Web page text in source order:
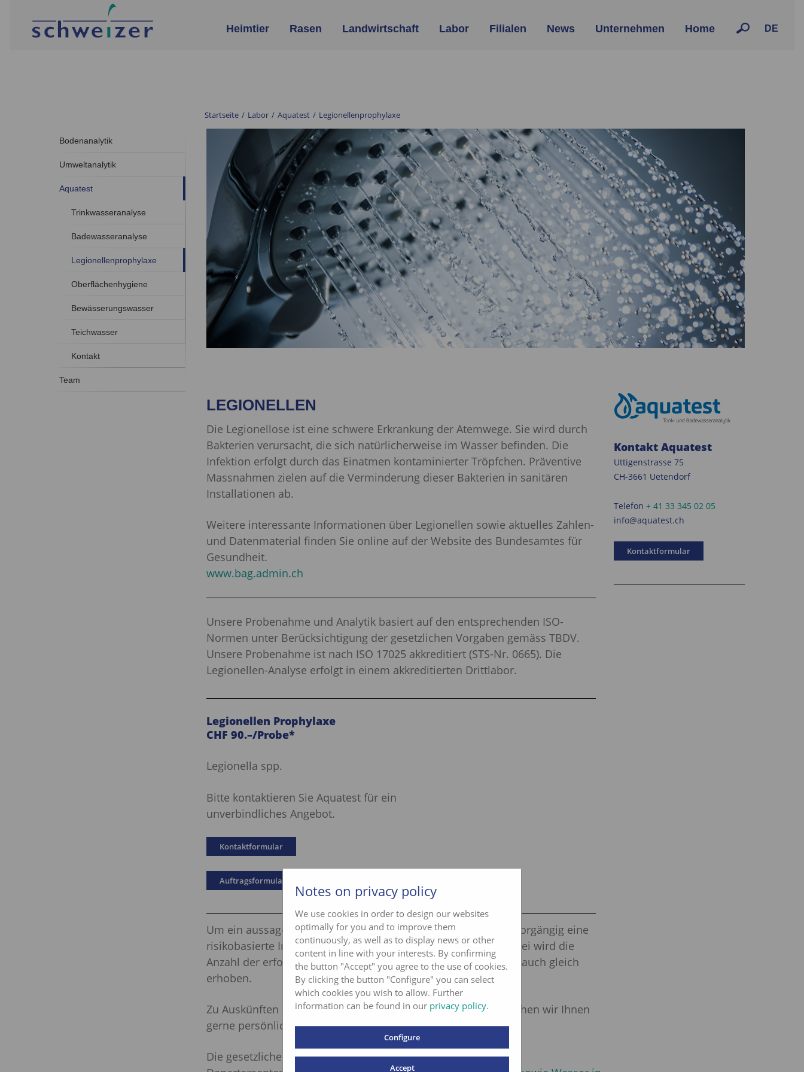
DE
Heimtier Rasen Landwirtschaft Labor Filialen News Unternehmen Home
Startseite / Labor / Aquatest / Legionellenprophylaxe
Bodenanalytik
Umweltanalytik
Aquatest
Trinkwasseranalyse
Badewasseranalyse
Legionellenprophylaxe
Oberflächenhygiene
Bewässerungswasser
Teichwasser
Kontakt
Team
LEGIONELLEN
Die Legionellose ist eine schwere Erkrankung der Atemwege. Sie wird durch
Bakterien verursacht, die sich natürlicherweise im Wasser befinden. Die
Infektion erfolgt durch das Einatmen kontaminierter Tröpfchen. Präventive
Massnahmen zielen auf die Verminderung dieser Bakterien in sanitären
Installationen ab.
Weitere interessante Informationen über Legionellen sowie aktuelles Zahlen-
und Datenmaterial finden Sie online auf der Website des Bundesamtes für
Gesundheit.
www.bag.admin.ch
Unsere Probenahme und Analytik basiert auf den entsprechenden ISO-
Normen unter Berücksichtigung der gesetzlichen Vorgaben gemäss TBDV.
Unsere Probenahme ist nach ISO 17025 akkreditiert (STS-Nr. 0665). Die
Legionellen-Analyse erfolgt in einem akkreditierten Drittlabor.
Legionellen Prophylaxe
CHF 90.–/Probe*
Legionella spp.
Bitte kontaktieren Sie Aquatest für ein
unverbindliches Angebot.
Kontaktformular
Auftragsformular
Um ein aussagekräftiges Resultat zu erhalten, empfehlen wir vorgängig eine
risikobasierte Installationsanalyse vor Ort durch Aquatest. Dabei wird die
Anzahl der erforderlichen Proben bestimmt und diese werden auch gleich
erhoben.
Zu Auskünften und Interpretationen von Probeergebnissen stehen wir Ihnen
gerne persönlich zur Verfügung.
Die gesetzlichen Grundlagen finden Sie auf der Homepage des
Kontakt Aquatest
Uttigenstrasse 75
CH-3661 Uetendorf
Telefon+ 41 33 345 02 05
info@aquatest.ch
Kontaktformular
Notes on privacy policy
We use cookies in order to design our websites
optimally for you and to improve them
continuously, as well as to display news or other
content in line with your interests. By confirming
the button "Accept" you agree to the use of cookies.
By clicking the button "Configure" you can select
which cookies you wish to allow. Further
information can be found in our privacy policy.
Configure
Accept